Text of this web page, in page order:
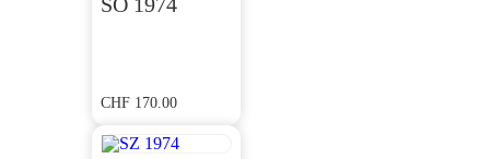
CHF 170.00